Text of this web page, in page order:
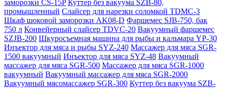
заморозки CS-15P Куттер без вакуума SZB-80,
промышленный Слайсер для нарезки соломкой TDMC-3
Шкаф шоковой заморозки AK08-D Фаршемес SJB-750, бак
750 л Конвейерный слайсер TDVC-20 Вакуумный фаршемес
SZJB-200 Шкуросъемная машина для рыбы и кальмара YP-30
Инъектор для мяса и рыбы SYZ-240 Массажер для мяса SGR-
1500 вакуумный Инъектор для мяса SYZ-48 Вакуумный
массажер для мяса SGR-500 Массажер для мяса SGR-1000
вакуумный Вакуумный массажер для мяса SGR-2000
Вакуумный мясомассажер SGR-300 Куттер без вакуума SZB-